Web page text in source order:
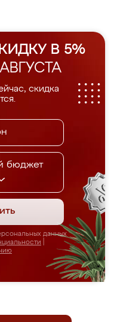
В 5%
скидка
бюджет
данных